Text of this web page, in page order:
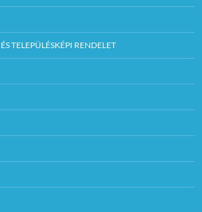
TELEPÜLÉSKÉPI RENDELET